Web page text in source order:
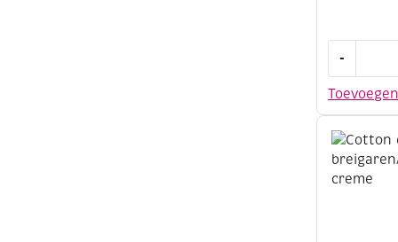
Toevoegen
-
8/4,
50
gram,
lichtgrijs